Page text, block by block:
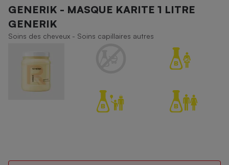
GENERIK - MASQUE KARITE 1 LITRE
GENERIK
Soins des cheveux - Soins capillaires autres